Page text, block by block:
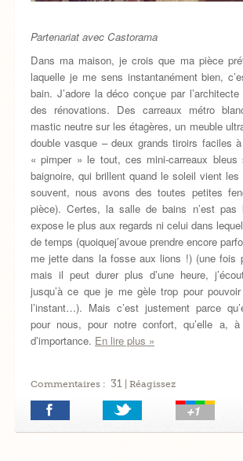
Partenariat avec Castorama
Dans ma maison, je crois que ma pièce
laquelle je me sens instantanément bien,
bain. J’adore la déco conçue par
des rénovations. Des carreaux métro
mastic neutre sur les étagères, un meuble
double vasque – deux grands tiroirs faciles
« pimper » le tout, ces mini-carreaux
baignoire, qui brillent quand le soleil vient les
souvent, nous avons des toutes petites
pièce). Certes, la salle de bains n’est pas
expose le plus aux regards ni celui dans
de temps (quoiquej’avoue prendre encore
me jette dans la fosse aux lions !) (une fois
mais il peut durer plus d’une heure,
jusqu’à ce que je me gèle trop pour
l’instant…). Mais c’est justement parce
pour nous, pour notre confort, qu’elle a,
d’importance. En lire plus »
Commentaires : 31| Réagissez